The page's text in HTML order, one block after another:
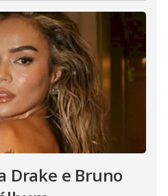
Drake e Bruno